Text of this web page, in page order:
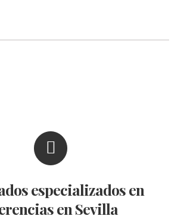
especializados en
en Sevilla